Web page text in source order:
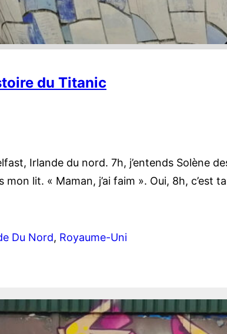
du Titanic
Irlande du nord. 7h, j’entends Solène
lit. « Maman, j’ai faim ». Oui, 8h, c’est
Du Nord, Royaume-Uni